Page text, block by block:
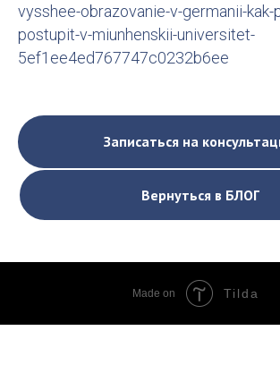
vysshee-obrazovanie-v-germanii-kak-
postupit-v-miunhenskii-universitet-
5ef1ee4ed767747c0232b6ee
Записаться на
Вернуться в БЛОГ
Made on Tilda